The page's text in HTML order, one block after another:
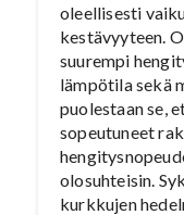
oleellisesti
kestävyyteen.
suurempi
lämpötila sekä
puolestaan se,
sopeutuneet
olosuhteisin.
kurkkujen